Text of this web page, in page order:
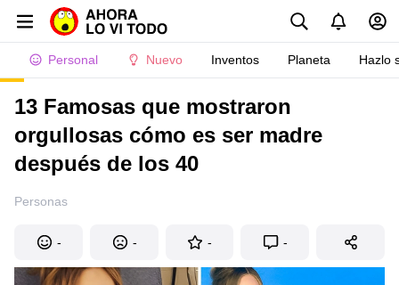
Personal Nuevo Inventos Planeta Hazlo
13 Famosas que mostraron
orgullosas cómo es ser madre
después de los 40
Personas
- - - -